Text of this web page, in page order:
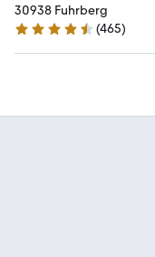
30938 Fuhrberg
4.6 Sterne
(465)